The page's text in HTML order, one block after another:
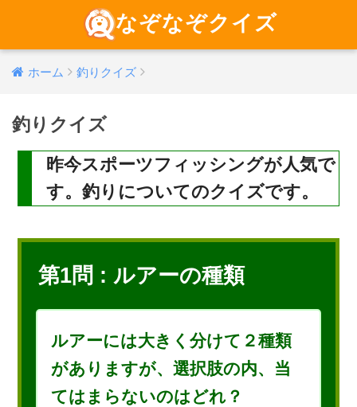
なぞなぞクイズ
ホーム 釣りクイズ
釣りクイズ
昨今スポーツフィッシングが人気で
す。釣りについてのクイズです。
第1問 : ルアーの種類
ルアーには大きく分けて２種類
がありますが、選択肢の内、当
てはまらないのはどれ？